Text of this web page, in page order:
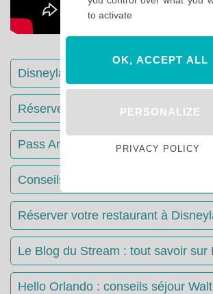
Disneyland Paris : Le guide complet
Réserver votre séjour : toutes les
Pass Annuels Disney : informations
Conseils & Astuces Disneyland Paris
Réserver votre restaurant à
Le Blog du Stream : tout savoir sur
Hello Orlando : conseils séjour
to activate
OK, ACCEPT ALL
PERSONALIZE
PRIVACY POLICY